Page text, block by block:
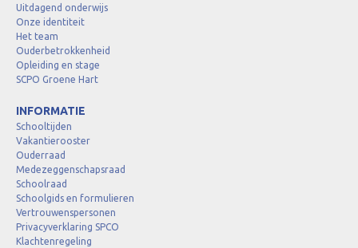
Uitdagend onderwijs
Onze identiteit
Het team
Ouderbetrokkenheid
Opleiding en stage
SCPO Groene Hart
INFORMATIE
Schooltijden
Vakantierooster
Ouderraad
Medezeggenschapsraad
Schoolraad
Schoolgids en formulieren
Vertrouwenspersonen
Privacyverklaring SPCO
Klachtenregeling